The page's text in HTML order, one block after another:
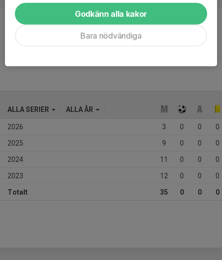
Position
-
ALLA SERIER ALLA ÅR
2026 3 0 0 0
2025 9 0 0 0
2024 11 0 0 0
2023 12 0 0 0
Totalt 35 0 0 0
Godkänn alla kakor
Bara nödvändiga